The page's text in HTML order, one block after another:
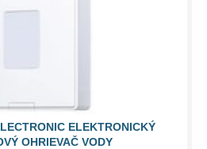
ELEKTRONICKÝ
OHRIEVAČ VODY